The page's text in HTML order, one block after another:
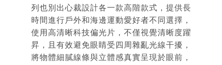
列也別出心裁設計各一款高階款式，提供長
時間進行戶外和海邊運動愛好者不同選擇，
使用高清晰科技偏光片，不僅視覺清晰度躍
昇，且有效避免眼睛受四周雜亂光線干擾，
將物體細膩線條與立體感真實呈現於眼前，